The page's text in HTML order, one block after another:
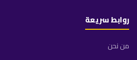
روابط سريعة
من نحن